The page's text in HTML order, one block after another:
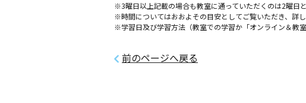
※3曜日以上記載の場合も教室に通っていただくのは2曜日と
※時間についてはおおよその目安としてご覧いただき、詳
※学習日及び学習方法（教室での学習か「オンライン＆教
前のページへ戻る